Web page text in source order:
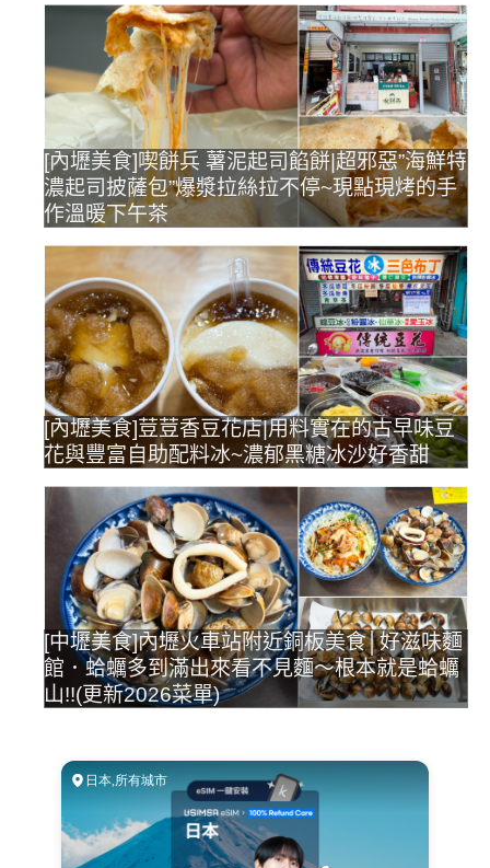
[內壢美食]喫餅兵 薯泥起司餡餅|超邪惡”海鮮特
濃起司披薩包”爆漿拉絲拉不停~現點現烤的手
作溫暖下午茶
[內壢美食]荳荳香豆花店|用料實在的古早味豆
花與豐富自助配料冰~濃郁黑糖冰沙好香甜
[中壢美食]內壢火車站附近銅板美食│好滋味麵
館．蛤蠣多到滿出來看不見麵～根本就是蛤蠣
山!!(更新2026菜單)